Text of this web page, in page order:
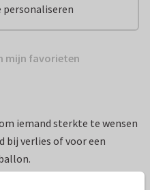
personaliseren
mijn favorieten
iemand sterkte te wensen
bij verlies of voor een